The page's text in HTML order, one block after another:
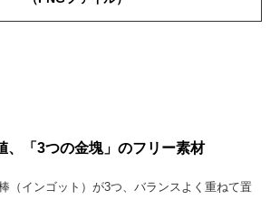
、「3つの金塊」のフリー素材
（インゴット）が3つ、バランスよく重ねて置